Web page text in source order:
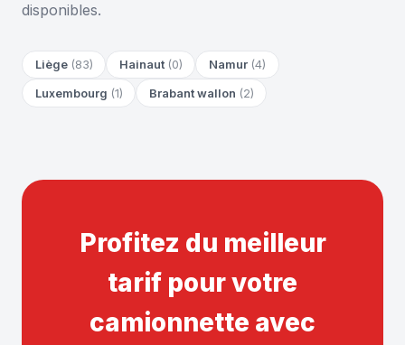
disponibles.
Liège (83) Hainaut (0) Namur (4)
Luxembourg (1) Brabant wallon (2)
Profitez du meilleur
tarif pour votre
camionnette avec